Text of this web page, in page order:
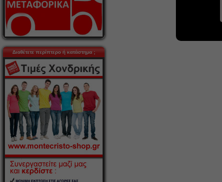
Διαθέτετε περίπτερο ή κατάστημα ;